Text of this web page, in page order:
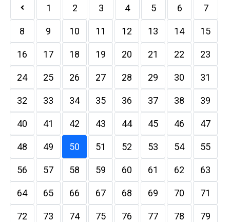
1 2 3 4 5 6 7
8 9 10 11 12 13 14 15
16 17 18 19 20 21 22 23
24 25 26 27 28 29 30 31
32 33 34 35 36 37 38 39
40 41 42 43 44 45 46 47
48 49 50 51 52 53 54 55
56 57 58 59 60 61 62 63
64 65 66 67 68 69 70 71
72 73 74 75 76 77 78 79